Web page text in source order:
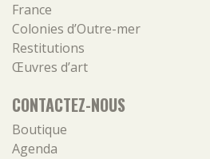
France
Colonies d’Outre-mer
Restitutions
Œuvres d’art
CONTACTEZ-NOUS
Boutique
Agenda